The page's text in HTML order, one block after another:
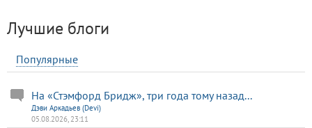
Лучшие блоги
Популярные
На «Стэмфорд Бридж», три года тому назад...
Дэви Аркадьев (Devi)
05.08.2026, 23:11